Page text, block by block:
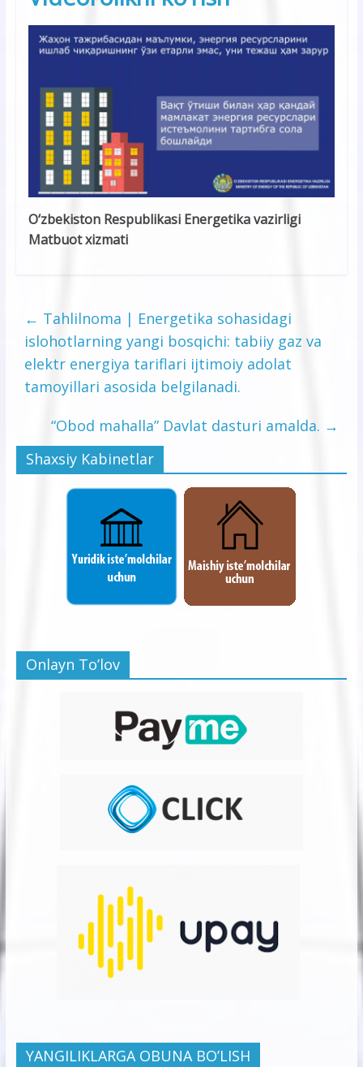
O‘zbekiston Respublikasi Energetika vazirligi
Matbuot xizmati
← Tahlilnoma | Energetika sohasidagi
islohotlarning yangi bosqichi: tabiiy gaz va
elektr energiya tariflari ijtimoiy adolat
tamoyillari asosida belgilanadi.
“Obod mahalla” Davlat dasturi amalda. →
Shaxsiy Kabinetlar
Onlayn To’lov
YANGILIKLARGA OBUNA BO’LISH